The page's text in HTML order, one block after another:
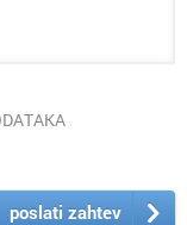
poslati zahtev